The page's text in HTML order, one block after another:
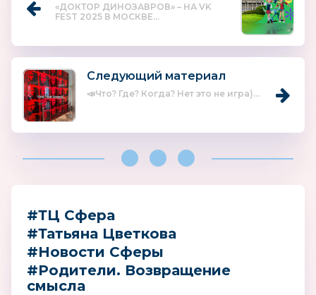
«ДОКТОР ДИНОЗАВРОВ» – НА VK
FEST 2025 В МОСКВЕ...
Следующий материал
📣Что? Где? Когда? Нет это не игра)...
#ТЦ Сфера
#Татьяна Цветкова
#Новости Сферы
#Родители. Возвращение
смысла